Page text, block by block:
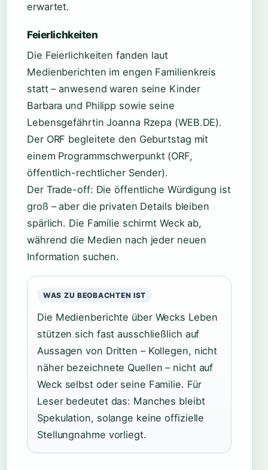
erwartet.
Feierlichkeiten
Die Feierlichkeiten fanden laut
Medienberichten im engen Familienkreis
statt – anwesend waren seine Kinder
Barbara und Philipp sowie seine
Lebensgefährtin Joanna Rzepa (WEB.DE).
Der ORF begleitete den Geburtstag mit
einem Programmschwerpunkt (ORF,
öffentlich-rechtlicher Sender).
Der Trade-off: Die öffentliche Würdigung ist
groß – aber die privaten Details bleiben
spärlich. Die Familie schirmt Weck ab,
während die Medien nach jeder neuen
Information suchen.
WAS ZU BEOBACHTEN IST
Die Medienberichte über Wecks Leben
stützen sich fast ausschließlich auf
Aussagen von Dritten – Kollegen, nicht
näher bezeichnete Quellen – nicht auf
Weck selbst oder seine Familie. Für
Leser bedeutet das: Manches bleibt
Spekulation, solange keine offizielle
Stellungnahme vorliegt.